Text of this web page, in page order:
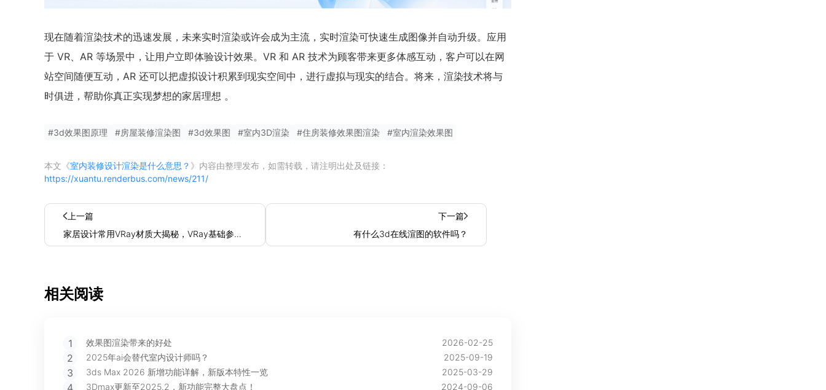
现在随着渲染技术的迅速发展，未来实时渲染或许会成为主流，实时渲染可快速生成图像并自动升级。应用
于 VR、AR 等场景中，让用户立即体验设计效果。VR 和 AR 技术为顾客带来更多体感互动，客户可以在网
站空间随便互动，AR 还可以把虚拟设计积累到现实空间中，进行虚拟与现实的结合。将来，渲染技术将与
时俱进，帮助你真正实现梦想的家居理想 。
#3d效果图原理 #房屋装修渲染图 #3d效果图 #室内3D渲染 #住房装修效果图渲染 #室内渲染效果图
本文《室内装修设计渲染是什么意思？ 》内容由整理发布，如需转载，请注明出处及链接：
https://xuantu.renderbus.com/news/211/
上一篇
家居设计常用VRay材质大揭秘，VRay基础参数
一篇告诉你
下一篇
有什么3d在线渲图的软件吗？
相关阅读
1 效果图渲染带来的好处 2026-02-25
2 2025年ai会替代室内设计师吗？ 2025-09-19
3 3ds Max 2026 新增功能详解，新版本特性一览 2025-03-29
4 3Dmax更新至2025.2，新功能完整大盘点！ 2024-09-06